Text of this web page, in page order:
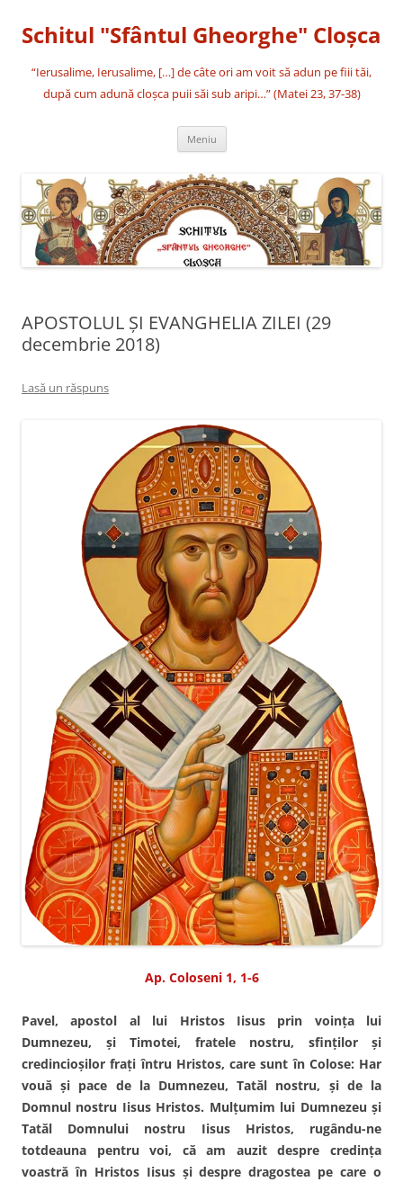
conținut
Schitul "Sfântul Gheorghe" Cloşca
“Ierusalime, Ierusalime, […] de câte ori am voit să adun pe fiii tăi,
după cum adună cloşca puii săi sub aripi…” (Matei 23, 37-38)
Meniu
APOSTOLUL ŞI EVANGHELIA ZILEI (29
decembrie 2018)
Lasă un răspuns
Ap. Coloseni 1, 1-6
Pavel, apostol al lui Hristos Iisus prin voinţa lui
Dumnezeu, şi Timotei, fratele nostru, sfinţilor şi
credincioşilor fraţi întru Hristos, care sunt în Colose: Har
vouă şi pace de la Dumnezeu, Tatăl nostru, şi de la
Domnul nostru Iisus Hristos. Mulţumim lui Dumnezeu şi
Tatăl Domnului nostru Iisus Hristos, rugându-ne
totdeauna pentru voi, că am auzit despre credinţa
voastră în Hristos Iisus şi despre dragostea pe care o